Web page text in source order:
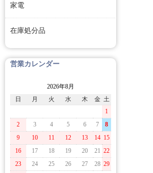
家電
在庫処分品
営業カレンダー
2026年8月
日
月 火 水 木 金 土
1
2
3 4 5 6 7
8
9
10 11 12 13 14 15
16
17 18 19 20 21 22
23
24 25 26 27 28 29